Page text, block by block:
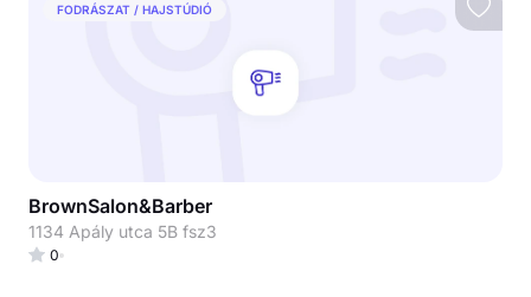
FODRÁSZAT / HAJSTÚDIÓ
BrownSalon&Barber
1134 Apály utca 5B fsz3
0